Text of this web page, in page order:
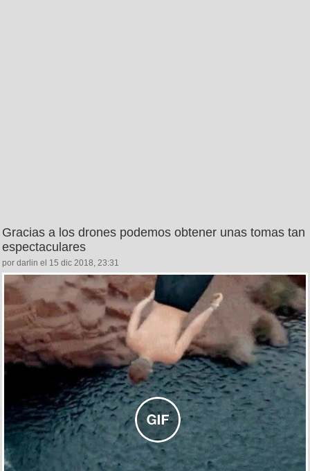
Gracias a los drones podemos obtener unas tomas tan
espectaculares
por darlin el 15 dic 2018, 23:31